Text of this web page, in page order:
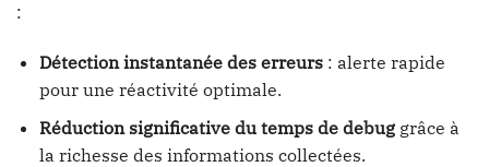
:
Détection instantanée des erreurs: alerte rapide
pour une réactivité optimale.
Réduction significative du temps de debuggrâce à
la richesse des informations collectées.